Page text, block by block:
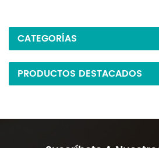
CATEGORÍAS
PRODUCTOS DESTACADOS